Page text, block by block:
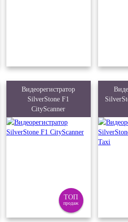
Видеорегистратор
SilverStone F1
CityScanner
ТОП
продаж